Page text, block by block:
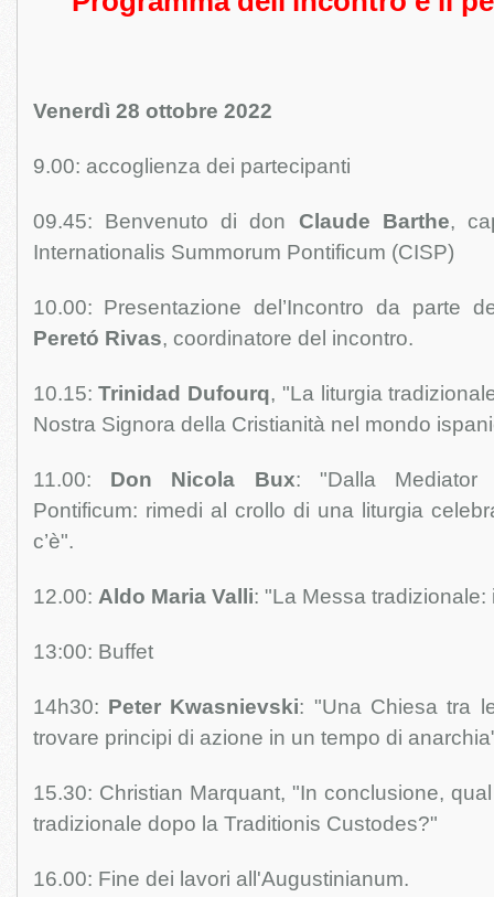
Venerdì 28 ottobre 2022
9.00: accoglienza dei partecipanti
09.45: Benvenuto di don Claude Barthe,
Internationalis Summorum Pontificum (CISP)
10.00: Presentazione del’Incontro da parte
Peretó Rivas, coordinatore del incontro.
10.15:Trinidad Dufourq, "La liturgia
Nostra Signora della Cristianità nel mondo
11.00: Don Nicola Bux: "Dalla Mediator
Pontificum: rimedi al crollo di una liturgia
c’è".
12.00: Aldo Maria Valli: "La Messa tradizionale:
13:00: Buffet
14h30: Peter Kwasnievski: "Una Chiesa tra
trovare principi di azione in un tempo di
15.30: Christian Marquant, "In conclusione,
tradizionale dopo la Traditionis Custodes?"
16.00: Fine dei lavori all'Augustinianum.